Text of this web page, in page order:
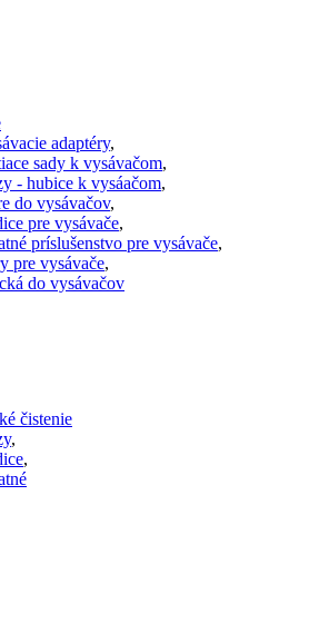
adaptéry,
sady k vysávačom,
- hubice k vysáačom,
do vysávačov,
pre vysávače,
príslušenstvo pre vysávače,
pre vysávače,
do vysávačov
čistenie
,
,